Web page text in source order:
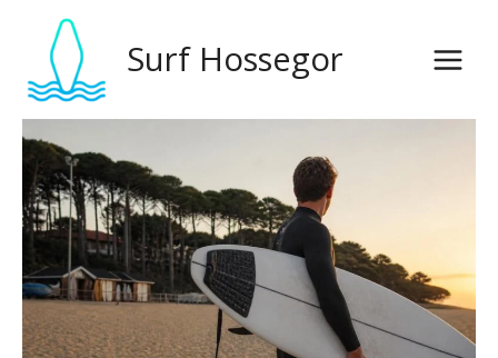
content
Surf Hossegor